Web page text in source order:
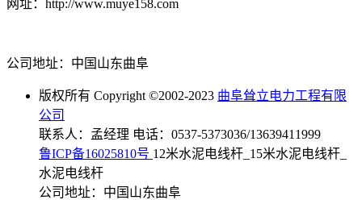
网址：http://www.muye158.com
公司地址：中国山东曲阜
版权所有 Copyright ©2002-2023 曲阜耸立电力工程有限
公司
联系人：孟经理 电话：0537-5373036/13639411999
鲁ICP备16025810号 12米水泥电线杆_15米水泥电线杆_
水泥电线杆
公司地址：中国山东曲阜